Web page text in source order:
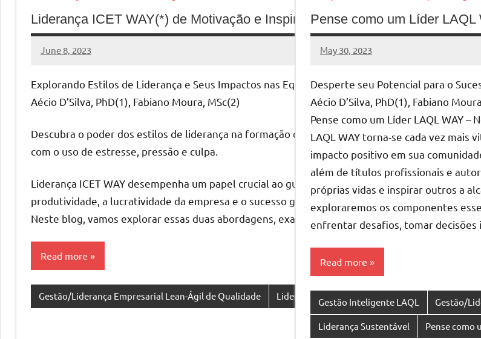
Liderança ICET WAY(*) de Motivação e Inspiração versus de Estresse,
June 8, 2023
MyBelo
No
Explorando Estilos de Liderança e Seus Impactos nas Equipes e Organizações
Aécio D’Silva, PhD(1), Fabiano Moura, MSc(2)
Descubra o poder dos estilos de liderança na formação da dinâmica das equipes e na cultura
com o uso de estresse, pressão e culpa.
Liderança ICET WAY desempenha um papel crucial ao guiar e influenciar positivamente
produtividade, a lucratividade da empresa e o sucesso geral. Dois estilos de liderança
Neste blog, vamos explorar essas duas abordagens, examinando sua efetividade e as
Read more
Gestão/Liderança Empresarial Lean-Ágil de Qualidade Liderança Inovadora
Pense como um Líder LAQL
May 30, 2023
MyBelo
No
Desperte seu Potencial para o
Aécio D’Silva, PhD(1), Fabiano
Pense como um Líder LAQL WAY
LAQL WAY torna-se cada vez mais
impacto positivo em sua
além de títulos profissionais e
próprias vidas e inspirar outros a
exploraremos os componentes
enfrentar desafios, tomar decisões
Read more
Gestão Inteligente LAQL Gestão/
Liderança Sustentável Pense como